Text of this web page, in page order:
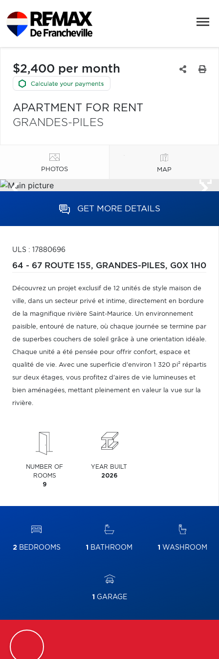
$2,400 per month
APARTMENT FOR RENT
GRANDES-PILES
PHOTOS MAP
GET MORE DETAILS
ULS : 17880696
64 - 67 ROUTE 155, GRANDES-PILES, G0X 1H0
Découvrez un projet exclusif de 12 unités de style maison de
ville, dans un secteur privé et intime, directement en bordure
de la magnifique rivière Saint-Maurice. Un environnement
paisible, entouré de nature, où chaque journée se termine par
de superbes couchers de soleil grâce à une orientation idéale.
Chaque unité a été pensée pour offrir confort, espace et
qualité de vie. Avec une superficie d'environ 1 320 pi² répartis
sur deux étages, vous profitez d'aires de vie lumineuses et
bien aménagées, mettant pleinement en valeur la vue sur la
rivière.
NUMBER OF
ROOMS
9
YEAR BUILT
2026
2BEDROOMS 1 BATHROOM 1 WASHROOM
1 GARAGE